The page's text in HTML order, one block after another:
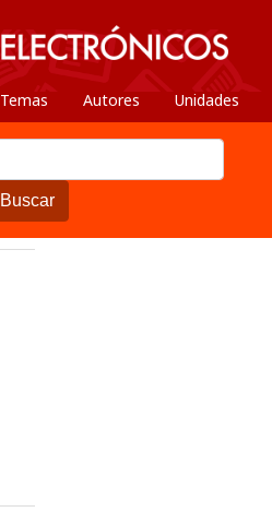
Temas Autores Unidades
Buscar